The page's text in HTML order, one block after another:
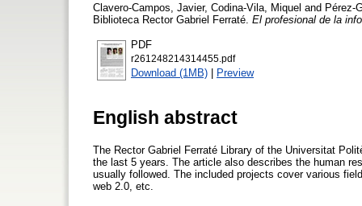
Clavero-Campos, Javier, Codina-Vila, Miquel and Pérez-
Biblioteca Rector Gabriel Ferraté. El profesional de la
PDF
r261248214314455.pdf
Download (1MB) | Preview
English abstract
The Rector Gabriel Ferraté Library of the Universitat
the last 5 years. The article also describes the human
usually followed. The included projects cover various
web 2.0, etc.